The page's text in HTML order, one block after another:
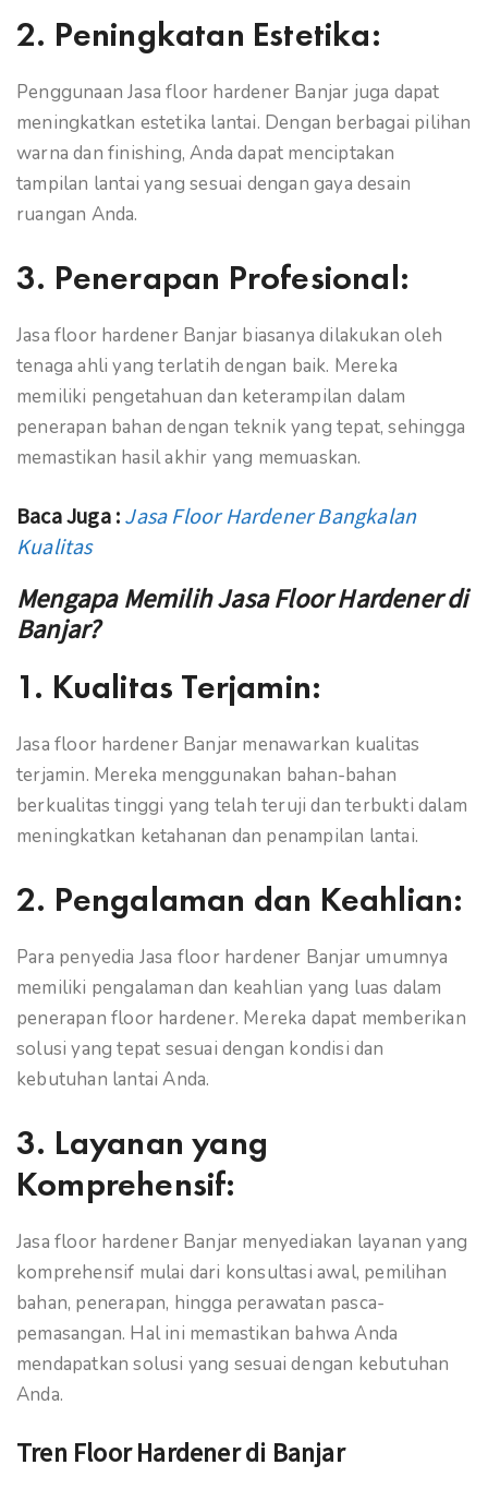
2. Peningkatan Estetika:
Penggunaan Jasa floor hardener Banjar juga dapat
meningkatkan estetika lantai. Dengan berbagai pilihan
warna dan finishing, Anda dapat menciptakan
tampilan lantai yang sesuai dengan gaya desain
ruangan Anda.
3. Penerapan Profesional:
Jasa floor hardener Banjar biasanya dilakukan oleh
tenaga ahli yang terlatih dengan baik. Mereka
memiliki pengetahuan dan keterampilan dalam
penerapan bahan dengan teknik yang tepat, sehingga
memastikan hasil akhir yang memuaskan.
Baca Juga : Jasa Floor Hardener Bangkalan
Kualitas
Mengapa Memilih Jasa Floor Hardener di
Banjar?
1. Kualitas Terjamin:
Jasa floor hardener Banjar menawarkan kualitas
terjamin. Mereka menggunakan bahan-bahan
berkualitas tinggi yang telah teruji dan terbukti dalam
meningkatkan ketahanan dan penampilan lantai.
2. Pengalaman dan Keahlian:
Para penyedia Jasa floor hardener Banjar umumnya
memiliki pengalaman dan keahlian yang luas dalam
penerapan floor hardener. Mereka dapat memberikan
solusi yang tepat sesuai dengan kondisi dan
kebutuhan lantai Anda.
3. Layanan yang
Komprehensif:
Jasa floor hardener Banjar menyediakan layanan yang
komprehensif mulai dari konsultasi awal, pemilihan
bahan, penerapan, hingga perawatan pasca-
pemasangan. Hal ini memastikan bahwa Anda
mendapatkan solusi yang sesuai dengan kebutuhan
Anda.
Tren Floor Hardener di Banjar